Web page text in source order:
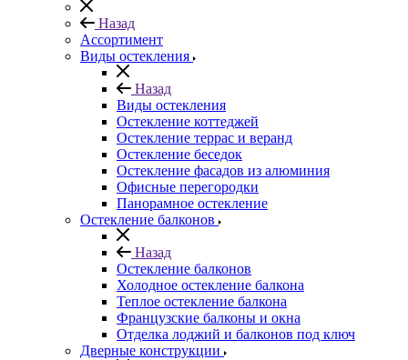
Назад
Ассортимент
Виды остекления
Назад
Виды остекления
Остекление коттеджей
Остекление террас и веранд
Остекление беседок
Остекление фасадов из алюминия
Офисные перегородки
Панорамное остекление
Остекление балконов
Назад
Остекление балконов
Холодное остекление балкона
Теплое остекление балкона
Французские балконы и окна
Отделка лоджий и балконов под ключ
Дверные конструкции